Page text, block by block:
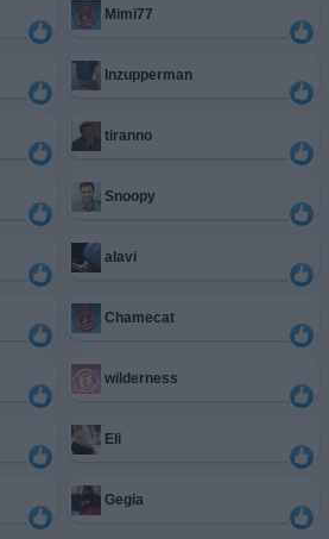
Mimi77
Inzupperman
tiranno
Snoopy
alavi
Chamecat
wilderness
Eli
Gegia